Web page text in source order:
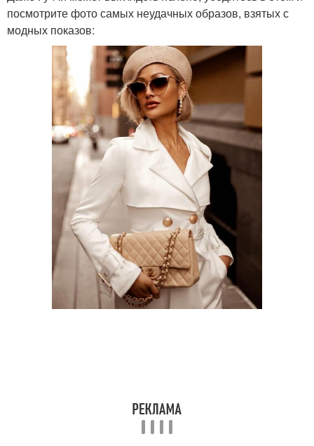
посмотрите фото самых неудачных образов, взятых с
модных показов: